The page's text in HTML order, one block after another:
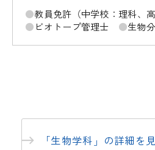
教員免許（中学校：理科、
ビオトープ管理士
生物
「生物学科」の詳細を